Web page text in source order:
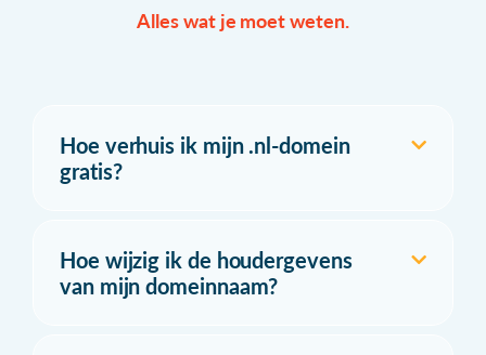
Alles wat je moet weten.
Hoe verhuis ik mijn .nl-domein
gratis?
Hoe wijzig ik de houdergevens
van mijn domeinnaam?